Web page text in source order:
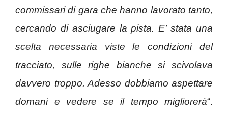
commissari di gara che hanno lavorato tanto,
cercando di asciugare la pista. E’ stata una
scelta necessaria viste le condizioni del
tracciato, sulle righe bianche si scivolava
davvero troppo. Adesso dobbiamo aspettare
domani e vedere se il tempo migliorerà“.